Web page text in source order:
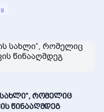
რომელიც
წინააღმდეგ